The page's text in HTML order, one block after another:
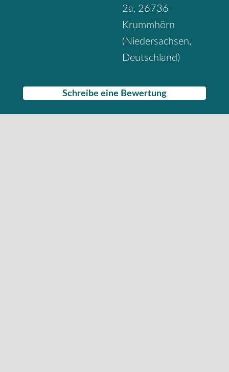
2a, 26736
Krummhörn
( Niedersachsen,
Deutschland)
Schreibe eine Bewertung